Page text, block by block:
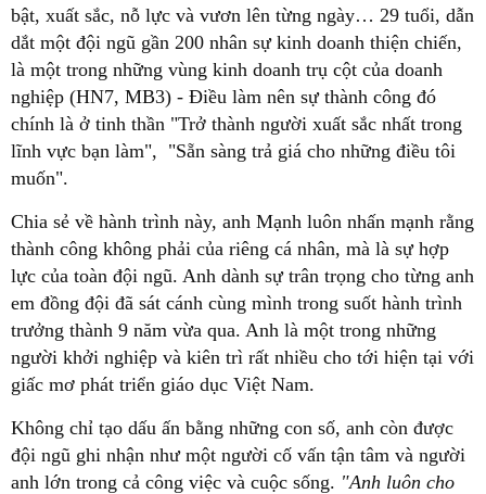
bật, xuất sắc, nỗ lực và vươn lên từng ngày… 29 tuổi, dẫn
dắt một đội ngũ gần 200 nhân sự kinh doanh thiện chiến,
là một trong những vùng kinh doanh trụ cột của doanh
nghiệp (HN7, MB3) - Điều làm nên sự thành công đó
chính là ở tinh thần "Trở thành người xuất sắc nhất trong
lĩnh vực bạn làm", "Sẵn sàng trả giá cho những điều tôi
muốn".
Chia sẻ về hành trình này, anh Mạnh luôn nhấn mạnh rằng
thành công không phải của riêng cá nhân, mà là sự hợp
lực của toàn đội ngũ. Anh dành sự trân trọng cho từng anh
em đồng đội đã sát cánh cùng mình trong suốt hành trình
trưởng thành 9 năm vừa qua. Anh là một trong những
người khởi nghiệp và kiên trì rất nhiều cho tới hiện tại với
giấc mơ phát triển giáo dục Việt Nam.
Không chỉ tạo dấu ấn bằng những con số, anh còn được
đội ngũ ghi nhận như một người cố vấn tận tâm và người
anh lớn trong cả công việc và cuộc sống. "Anh luôn cho